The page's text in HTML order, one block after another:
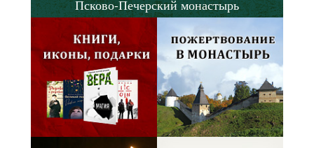
Псково-Печерский монастырь